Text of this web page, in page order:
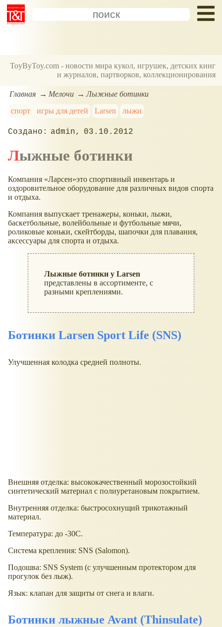
ToyByToy.com - новости мира кукол, игрушек, детских книг
и журналов, партворков, коллекционирования
Главная Мелочи
Лыжные ботинки
спорт
игры для детей Larsen лыжи
admin 03.10.2012
Лыжные ботинки
Компания Ларсен это спортивный инвентарь и
оздоровительное оборудование для различных видов спорта
и отдыха.
Компания выпускает тренажеры, коньки, лыжи,
баскетбольные, волейбольные и футбольные мячи,
роликовые коньки, скейтборды, шапочки для плавания,
аксессуары для спорта и отдыха.
Лыжные ботинки у Larsen
представлены в ассортименте, с
разными креплениями.
Ботинки Larsen Sport Life (SNS)
Улучшенная колодка средней полноты.
Внешняя отделка: высококачественный морозостойкий
синтетический материал с полиуретановым покрытием.
Внутренняя отделка: быстросохнущий трикотажный
материал.
Температура: до -30С.
Система крепления: SNS (Salomon).
Подошва: SNS System (с улучшенным протектором для
прогулок без лыж).
Язык: клапан для защиты от снега и влаги.
Ботинки лыжные Avant (Thinsulate)